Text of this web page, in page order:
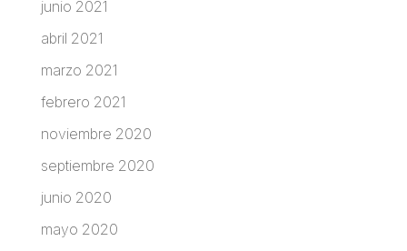
junio 2021
abril 2021
marzo 2021
febrero 2021
noviembre 2020
septiembre 2020
junio 2020
mayo 2020